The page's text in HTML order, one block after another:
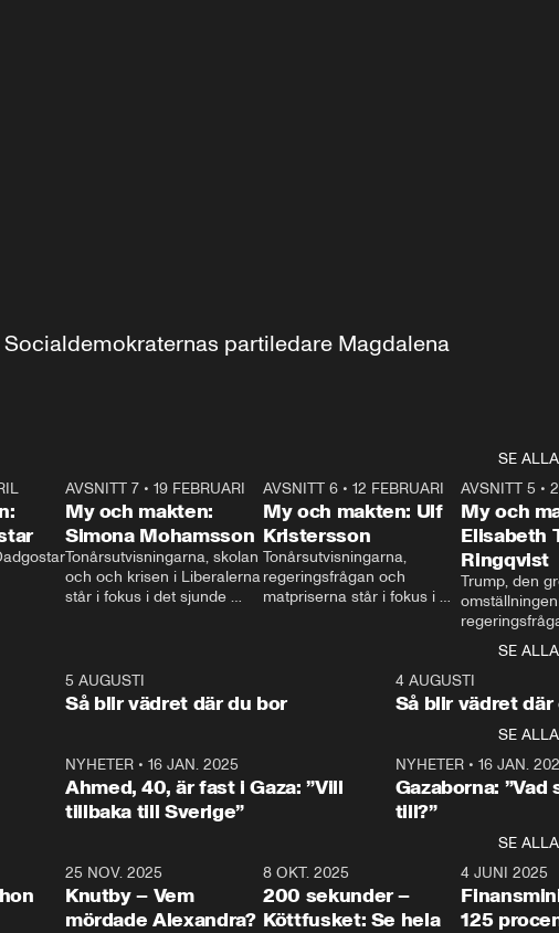
partiledare Magdalena
SE ALLA
vi
förstås
24:30
AVSNITT 7• 19 FEBRUARI
My och makten:
Simona Mohamsson
Tonårsutvisningarna, skolan
och och krisen i Liberalerna
står i fokus i det sjunde
kommentator My
Rohwedder ställer
utbildnings- och
Mohamsson till svars.
27:30
AVSNITT 6 •12 FEBRUARI
My och makten: Ulf
Kristersson
Tonårsutvisningarna,
regeringsfrågan och
matpriserna står i fokus i
Rohwedder ställer
statsminister Ulf Kristersson
AVSNITT 5 •
My och
Elisabeth
Ringqvist
Trump, den
centrum i
avsnittet av
Makten”. Se
Aftonbladets
Rohwedder
Thand Ring
SE ALLA
5 AUGUSTI
Så blir vädret där du bor
4 AUGUSTI
Så blir vädret där
SE ALLA
NYHETER• 16 JAN. 2025
Ahmed, 40, är fast i Gaza: ”Vill
tillbaka till Sverige”
NYHETER• 16 JAN.
Gazaborna:
till?”
SE ALLA
31:05
25 NOV. 2025
Knutby – Vem
mördade Alexandra?
4:29
8 OKT. 2025
200 sekunder –
Köttfusket: Se hela
4 JUNI 2025
125